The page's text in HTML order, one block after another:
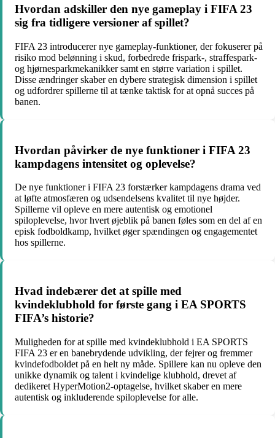
Hvordan adskiller den nye gameplay i FIFA 23
sig fra tidligere versioner af spillet?
FIFA 23 introducerer nye gameplay-funktioner, der fokuserer på
risiko mod belønning i skud, forbedrede frispark-, straffespark-
og hjørnesparkmekanikker samt en større variation i spillet.
Disse ændringer skaber en dybere strategisk dimension i spillet
og udfordrer spillerne til at tænke taktisk for at opnå succes på
banen.
Hvordan påvirker de nye funktioner i FIFA 23
kampdagens intensitet og oplevelse?
De nye funktioner i FIFA 23 forstærker kampdagens drama ved
at løfte atmosfæren og udsendelsens kvalitet til nye højder.
Spillerne vil opleve en mere autentisk og emotionel
spiloplevelse, hvor hvert øjeblik på banen føles som en del af en
episk fodboldkamp, hvilket øger spændingen og engagementet
hos spillerne.
Hvad indebærer det at spille med
kvindeklubhold for første gang i EA SPORTS
FIFA’s historie?
Muligheden for at spille med kvindeklubhold i EA SPORTS
FIFA 23 er en banebrydende udvikling, der fejrer og fremmer
kvindefodboldet på en helt ny måde. Spillere kan nu opleve den
unikke dynamik og talent i kvindelige klubhold, drevet af
dedikeret HyperMotion2-optagelse, hvilket skaber en mere
autentisk og inkluderende spiloplevelse for alle.